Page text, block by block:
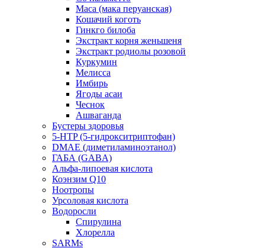
Maca (мака перуанская)
Кошачий коготь
Гинкго билоба
Экстракт корня женьшеня
Экстракт родиолы розовой
Куркумин
Мелисса
Имбирь
Ягоды асаи
Чеснок
Ашваганда
Бустеры здоровья
5-HTP (5-гидрокситриптофан)
DMAE (диметиламиноэтанол)
ГАБА (GABA)
Альфа-липоевая кислота
Коэнзим Q10
Ноотропы
Урсоловая кислота
Водоросли
Спирулина
Хлорелла
SARMs